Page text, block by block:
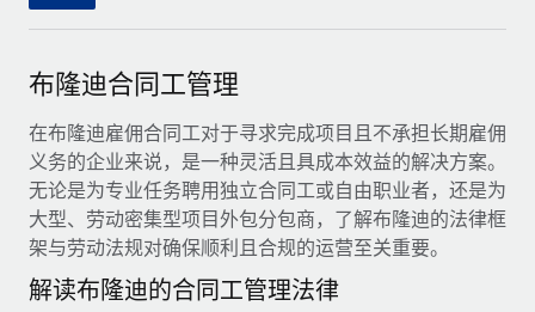
使用我们的 MCP 将任何人工智能工具与 Remote 平台相连
借助核心业务工具简化流程
服务
咨询专家
获得全球人力资源与合规方面的专家帮助
背景调查
战略技术合作伙伴
与我们共探合作机遇
Remote Build 即将推出
集成与人工智能自动化咨询
案例研究
网络研讨会
活动
新闻室
薪金与人才洞察
洞察中心
获得支持
日本語
한국어
中文（简体）
布隆迪合同工管理
在布隆迪雇佣合同工对于寻求完成项目且不承担长期雇佣
义务的企业来说，是一种灵活且具成本效益的解决方案。
无论是为专业任务聘用独立合同工或自由职业者，还是为
大型、劳动密集型项目外包分包商，了解布隆迪的法律框
架与劳动法规对确保顺利且合规的运营至关重要。
解读布隆迪的合同工管理法律